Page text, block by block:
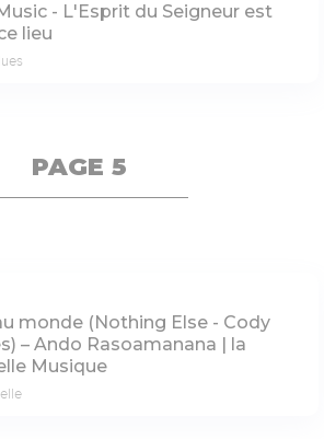
- L'Esprit du Seigneur est
lieu
PAGE 5
monde (Nothing Else - Cody
– Ando Rasoamanana | la
Musique